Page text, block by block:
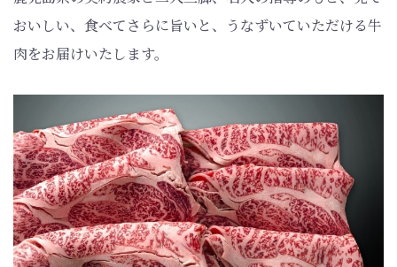
おいしい、食べてさらに旨いと、うなずいていただける牛
肉をお届けいたします。